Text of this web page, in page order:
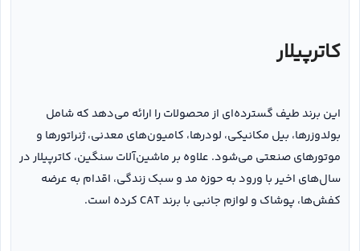
کاترپیلار
این برند طیف گسترده‌ای از محصولات را ارائه می‌دهد که شامل
بولدوزرها، بیل مکانیکی، لودرها، کامیون‌های معدنی، ژنراتورها و
موتورهای صنعتی می‌شود. علاوه بر ماشین‌آلات سنگین، کاترپیلار در
سال‌های اخیر با ورود به حوزه مد و سبک زندگی، اقدام به عرضه
کفش‌ها، پوشاک و لوازم جانبی با برند CAT کرده است.